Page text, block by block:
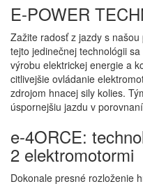
E-POWER
Zažite radosť z jazdy s
tejto jedinečnej technológii
výrobu elektrickej energie a
citlivejšie ovládanie
zdrojom hnacej sily kolies.
úspornejšiu jazdu v
e-4ORCE:
2 elektromotormi
Dokonale presné rozloženie